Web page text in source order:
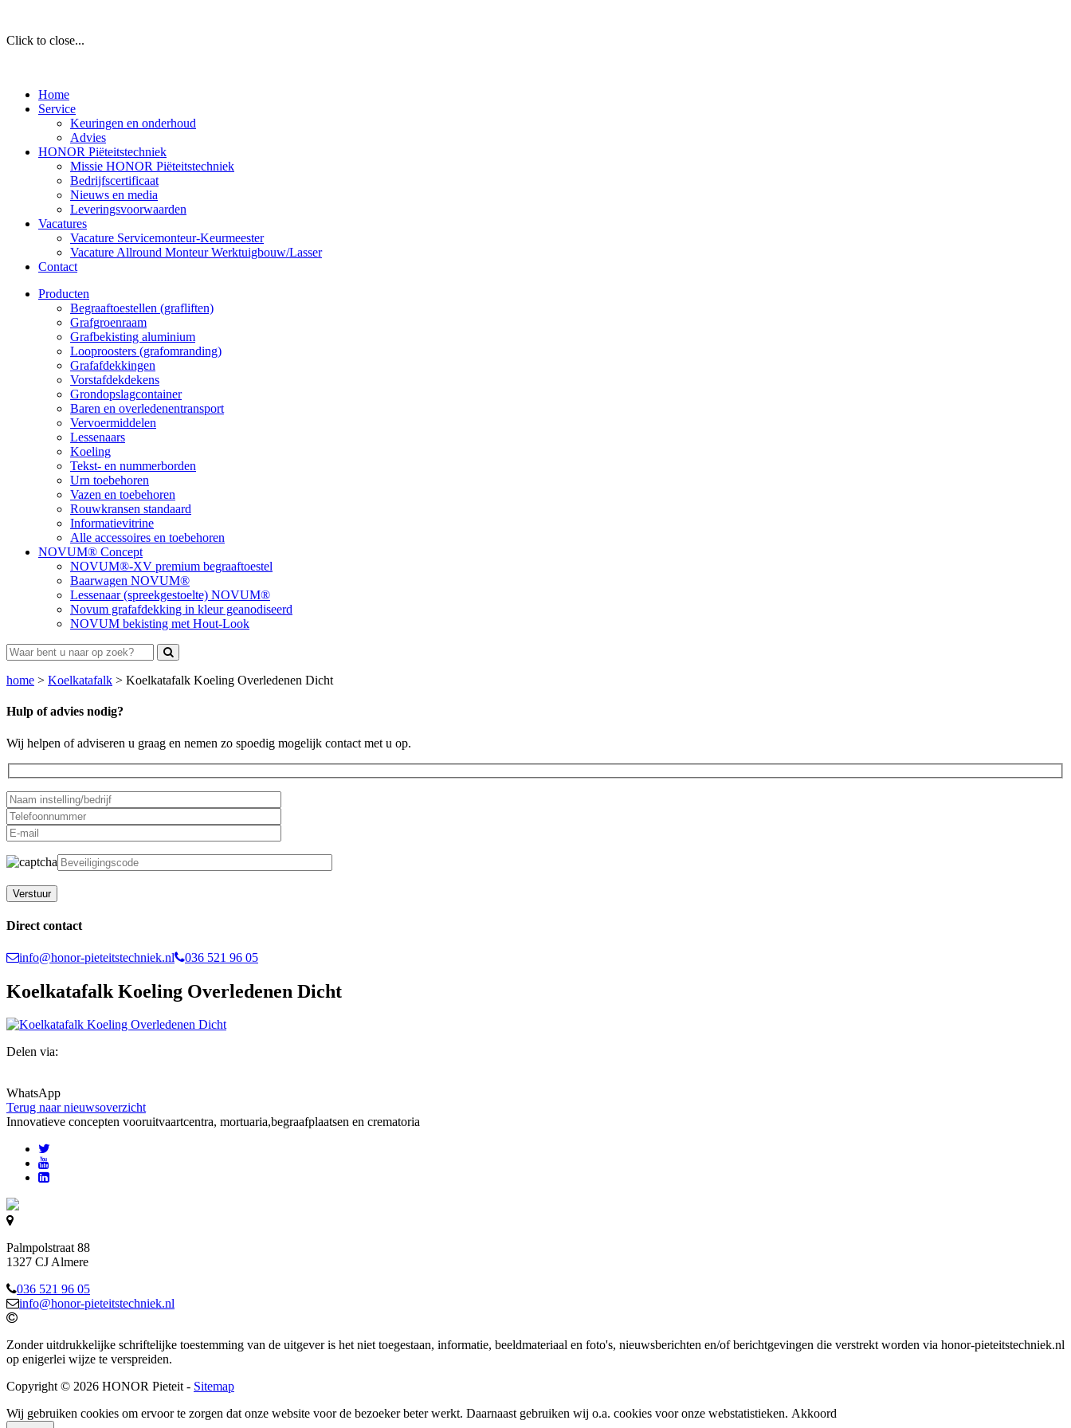
Click to close...
Home
Service
Keuringen en onderhoud
Advies
HONOR Piëteitstechniek
Missie HONOR Piëteitstechniek
Bedrijfscertificaat
Nieuws en media
Leveringsvoorwaarden
Vacatures
Vacature Servicemonteur-Keurmeester
Vacature Allround Monteur Werktuigbouw/Lasser
Contact
Producten
Begraaftoestellen (grafliften)
Grafgroenraam
Grafbekisting aluminium
Looproosters (grafomranding)
Grafafdekkingen
Vorstafdekdekens
Grondopslagcontainer
Baren en overledenentransport
Vervoermiddelen
Lessenaars
Koeling
Tekst- en nummerborden
Urn toebehoren
Vazen en toebehoren
Rouwkransen standaard
Informatievitrine
Alle accessoires en toebehoren
NOVUM® Concept
NOVUM®-XV premium begraaftoestel
Baarwagen NOVUM®
Lessenaar (spreekgestoelte) NOVUM®
Novum grafafdekking in kleur geanodiseerd
NOVUM bekisting met Hout-Look
home > Koelkatafalk > Koelkatafalk Koeling Overledenen Dicht
Hulp of advies nodig?
Wij helpen of adviseren u graag en nemen zo spoedig mogelijk contact met u op.
Direct contact
info@honor-pieteitstechniek.nl 036 521 96 05
Koelkatafalk Koeling Overledenen Dicht
Delen via:
WhatsApp
Terug naar nieuwsoverzicht
Innovatieve concepten vooruitvaartcentra, mortuaria,begraafplaatsen en crematoria
Palmpolstraat 88
1327 CJ Almere
036 521 96 05
info@honor-pieteitstechniek.nl
Zonder uitdrukkelijke schriftelijke toestemming van de uitgever is het niet toegestaan, informatie, beeldmateriaal en foto's, nieuwsberichten en/of berichtgevingen die verstrekt worden via honor-pieteitstechniek.nl
op enigerlei wijze te verspreiden.
Copyright © 2026 HONOR Pieteit - Sitemap
Wij gebruiken cookies om ervoor te zorgen dat onze website voor de bezoeker beter werkt. Daarnaast gebruiken wij o.a. cookies voor onze webstatistieken. Akkoord